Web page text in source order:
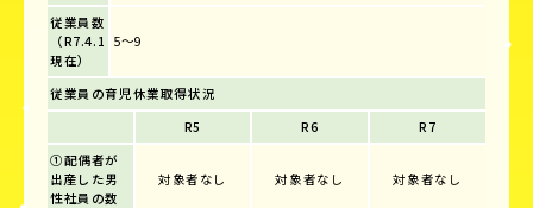
従業員数
（R7.4.1
現在）
5～9
従業員の育児休業取得状況
R5
R6
R7
①配偶者が
出産した男
性社員の数
対象者なし 対象者なし 対象者なし